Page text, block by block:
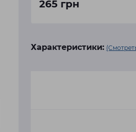
265 грн
Характеристики: